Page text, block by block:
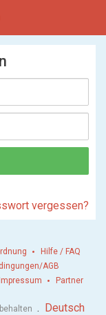
vergessen?
Hilfe / FAQ
AGB
Impressum Partner
. Deutsch